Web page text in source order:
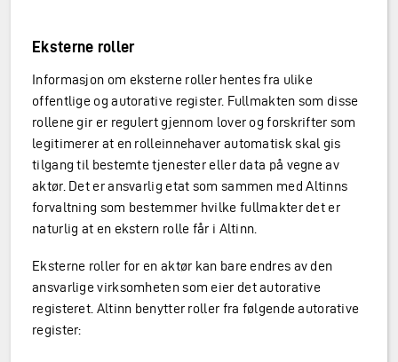
Eksterne roller
Informasjon om eksterne roller hentes fra ulike
offentlige og autorative register. Fullmakten som disse
rollene gir er regulert gjennom lover og forskrifter som
legitimerer at en rolleinnehaver automatisk skal gis
tilgang til bestemte tjenester eller data på vegne av
aktør. Det er ansvarlig etat som sammen med Altinns
forvaltning som bestemmer hvilke fullmakter det er
naturlig at en ekstern rolle får i Altinn.
Eksterne roller for en aktør kan bare endres av den
ansvarlige virksomheten som eier det autorative
registeret. Altinn benytter roller fra følgende autorative
register: